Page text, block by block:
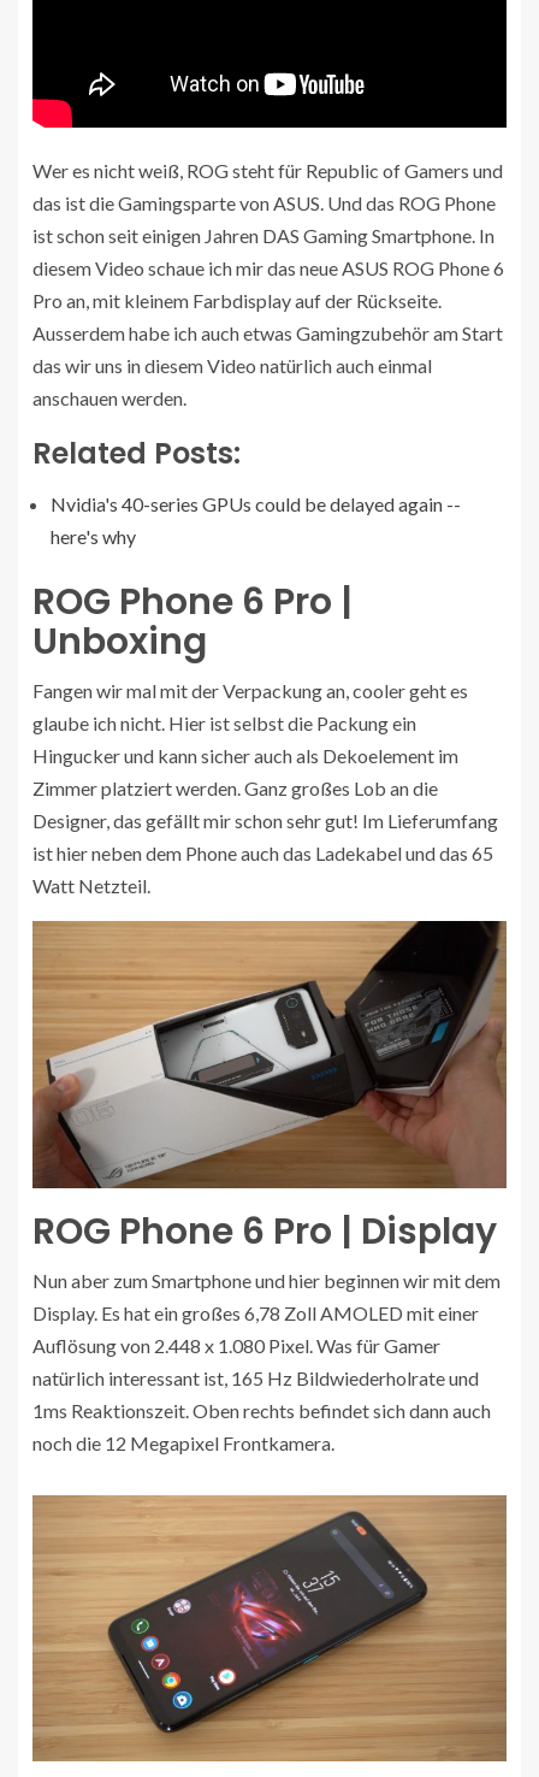
Wer es nicht weiß, ROG steht für Republic of Gamers und
das ist die Gamingsparte von ASUS. Und das ROG Phone
ist schon seit einigen Jahren DAS Gaming Smartphone. In
diesem Video schaue ich mir das neue ASUS ROG Phone 6
Pro an, mit kleinem Farbdisplay auf der Rückseite.
Ausserdem habe ich auch etwas Gamingzubehör am Start
das wir uns in diesem Video natürlich auch einmal
anschauen werden.
Related Posts:
Nvidia's 40-series GPUs could be delayed again --
here's why
ROG Phone 6 Pro |
Unboxing
Fangen wir mal mit der Verpackung an, cooler geht es
glaube ich nicht. Hier ist selbst die Packung ein
Hingucker und kann sicher auch als Dekoelement im
Zimmer platziert werden. Ganz großes Lob an die
Designer, das gefällt mir schon sehr gut! Im Lieferumfang
ist hier neben dem Phone auch das Ladekabel und das 65
Watt Netzteil.
ROG Phone 6 Pro | Display
Nun aber zum Smartphone und hier beginnen wir mit dem
Display. Es hat ein großes 6,78 Zoll AMOLED mit einer
Auflösung von 2.448 x 1.080 Pixel. Was für Gamer
natürlich interessant ist, 165 Hz Bildwiederholrate und
1ms Reaktionszeit. Oben rechts befindet sich dann auch
noch die 12 Megapixel Frontkamera.